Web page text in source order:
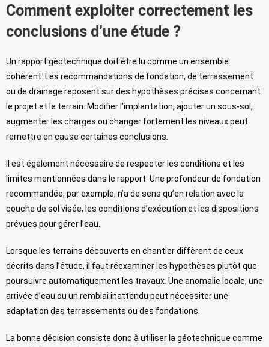
Comment exploiter correctement les
conclusions d’une étude ?
Un rapport géotechnique doit être lu comme un ensemble
cohérent. Les recommandations de fondation, de terrassement
ou de drainage reposent sur des hypothèses précises concernant
le projet et le terrain. Modifier l’implantation, ajouter un sous-sol,
augmenter les charges ou changer fortement les niveaux peut
remettre en cause certaines conclusions.
Il est également nécessaire de respecter les conditions et les
limites mentionnées dans le rapport. Une profondeur de fondation
recommandée, par exemple, n’a de sens qu’en relation avec la
couche de sol visée, les conditions d’exécution et les dispositions
prévues pour gérer l’eau.
Lorsque les terrains découverts en chantier diffèrent de ceux
décrits dans l’étude, il faut réexaminer les hypothèses plutôt que
poursuivre automatiquement les travaux. Une anomalie locale, une
arrivée d’eau ou un remblai inattendu peut nécessiter une
adaptation des terrassements ou des fondations.
La bonne décision consiste donc à utiliser la géotechnique comme